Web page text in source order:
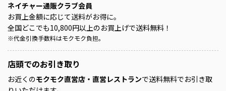
ネイチャー通販クラブ会員
お買上金額に応じて送料がお得に。
全国どこでも10,800円以上のお買上げで送料無料！
※代金引換手数料はモクモク負担。
店頭でのお引き取り
お近くのモクモク直営店・直営レストランで送料無料でお引き取